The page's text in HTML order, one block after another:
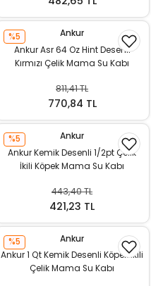
%5
Ankur
Ankur Asr 64 Oz Hint Desenli
Kırmızı Çelik Mama Su Kabı
811,41 TL
770,84 TL
%5
Ankur
Ankur Kemik Desenli 1/2pt Çelik
İkili Köpek Mama Su Kabı
443,40 TL
421,23 TL
%5
Ankur
Ankur 1 Qt Kemik Desenli Köpek İkili
Çelik Mama Su Kabı